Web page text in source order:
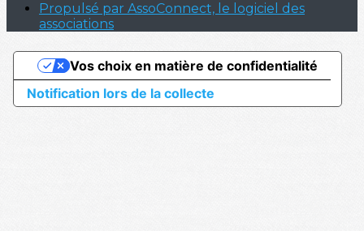
Propulsé par AssoConnect, le logiciel des
associations
Notification lors de la collecte
Vos choix en matière de confidentialité